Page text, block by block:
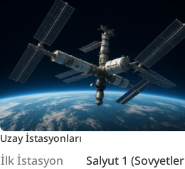
astronot #
Uzay araştırmaları
Uzay İstasyonları
İlk İstasyon
Salyut 1 (Sovyetler